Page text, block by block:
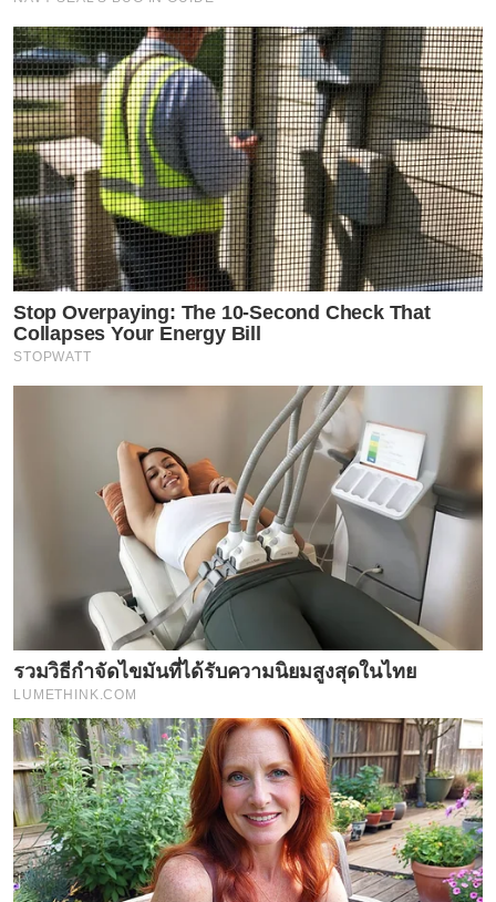
Stop Overpaying: The 10-Second Check That
Collapses Your Energy Bill
STOPWATT
รวมวิธีกำจัดไขมันที่ได้รับความนิยมสูงสุดในไทย
LUMETHINK.COM